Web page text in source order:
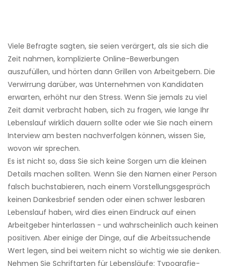
Viele Befragte sagten, sie seien verärgert, als sie sich die
Zeit nahmen, komplizierte Online-Bewerbungen
auszufüllen, und hörten dann Grillen von Arbeitgebern. Die
Verwirrung darüber, was Unternehmen von Kandidaten
erwarten, erhöht nur den Stress. Wenn Sie jemals zu viel
Zeit damit verbracht haben, sich zu fragen, wie lange Ihr
Lebenslauf wirklich dauern sollte oder wie Sie nach einem
Interview am besten nachverfolgen können, wissen Sie,
wovon wir sprechen.
Es ist nicht so, dass Sie sich keine Sorgen um die kleinen
Details machen sollten. Wenn Sie den Namen einer Person
falsch buchstabieren, nach einem Vorstellungsgespräch
keinen Dankesbrief senden oder einen schwer lesbaren
Lebenslauf haben, wird dies einen Eindruck auf einen
Arbeitgeber hinterlassen - und wahrscheinlich auch keinen
positiven. Aber einige der Dinge, auf die Arbeitssuchende
Wert legen, sind bei weitem nicht so wichtig wie sie denken.
Nehmen Sie Schriftarten für Lebensläufe: Typografie-